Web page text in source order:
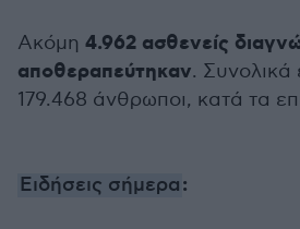
Ακόμη 4.962 ασθενείς
αποθεραπεύτηκαν. Συνολικά
179.468 άνθρωποι, κατά τα
Ειδήσεις σήμερα: